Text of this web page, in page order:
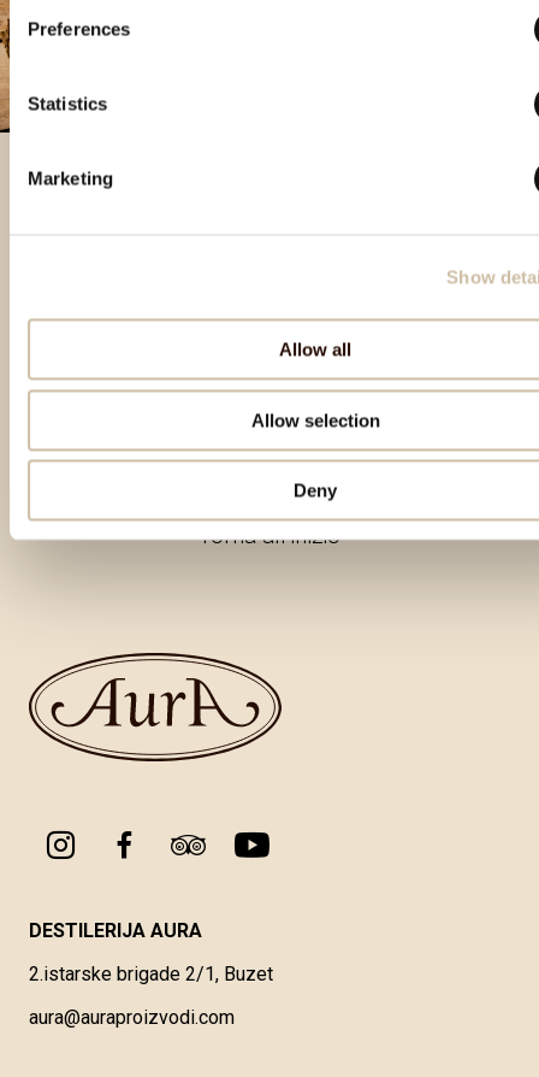
Preferences
Statistics
Marketing
Show
Allow all
Allow selection
Deny
Torna all'inizio
DESTILERIJA AURA
2.istarske brigade 2/1, Buzet
aura@auraproizvodi.com